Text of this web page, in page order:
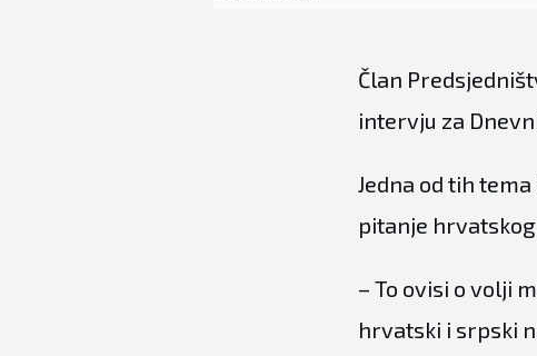
Član
intervju za
Jedna od tih
pitanje
– To ovisi o volji
hrvatski i srpski